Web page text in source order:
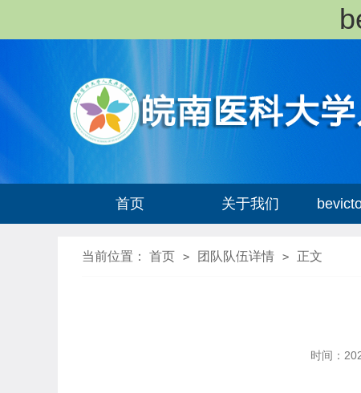
首页 关于我们
当前位置： 首页 > 团队队伍详情 > 正文
时间：